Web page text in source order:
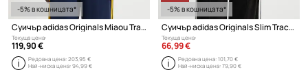
-5% в кошницата*
Суичър adidas Originals Miaou Tracktop
Текуща цена:
119,90 €
Редовна цена:203,95 €
Най-ниска цена:94,99 €
-5% в кошницата*
Суичър adidas Originals Slim Tracktop
Текуща цена:
66,99 €
Редовна цена:101,70 €
Най-ниска цена:79,90 €